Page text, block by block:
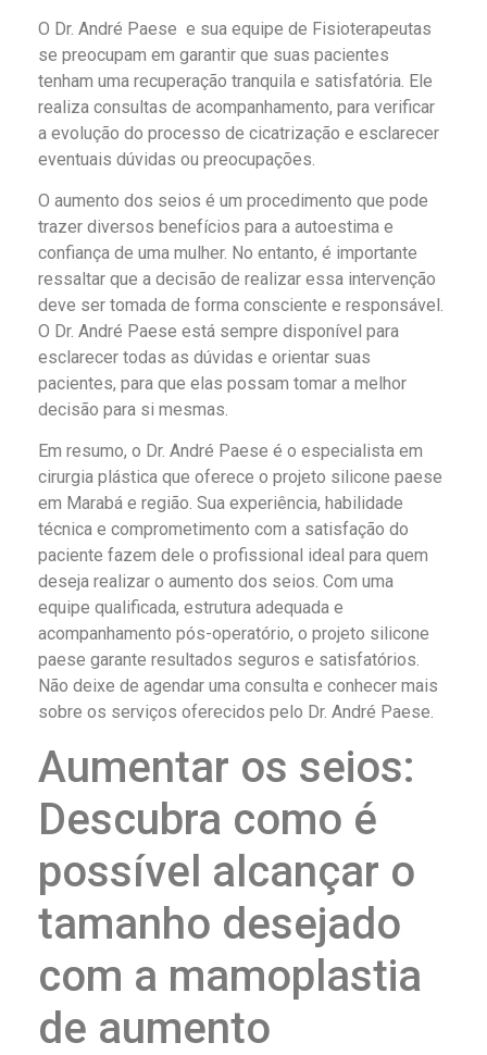
O Dr. André Paese e sua equipe de Fisioterapeutas
se preocupam em garantir que suas pacientes
tenham uma recuperação tranquila e satisfatória. Ele
realiza consultas de acompanhamento, para verificar
a evolução do processo de cicatrização e esclarecer
eventuais dúvidas ou preocupações.
O aumento dos seios é um procedimento que pode
trazer diversos benefícios para a autoestima e
confiança de uma mulher. No entanto, é importante
ressaltar que a decisão de realizar essa intervenção
deve ser tomada de forma consciente e responsável.
O Dr. André Paese está sempre disponível para
esclarecer todas as dúvidas e orientar suas
pacientes, para que elas possam tomar a melhor
decisão para si mesmas.
Em resumo, o Dr. André Paese é o especialista em
cirurgia plástica que oferece o projeto silicone paese
em Marabá e região. Sua experiência, habilidade
técnica e comprometimento com a satisfação do
paciente fazem dele o profissional ideal para quem
deseja realizar o aumento dos seios. Com uma
equipe qualificada, estrutura adequada e
acompanhamento pós-operatório, o projeto silicone
paese garante resultados seguros e satisfatórios.
Não deixe de agendar uma consulta e conhecer mais
sobre os serviços oferecidos pelo Dr. André Paese.
Aumentar os seios:
Descubra como é
possível alcançar o
tamanho desejado
com a mamoplastia
de aumento